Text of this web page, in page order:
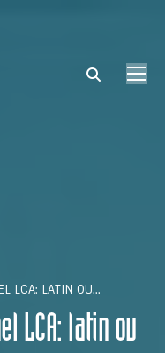
Search:
LCA: LATIN OU…
LCA: latin ou